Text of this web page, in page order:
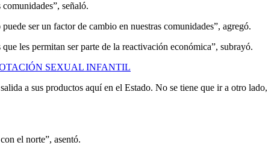
señaló.
ser un factor de cambio en nuestras comunidades”, agregó.
les permitan ser parte de la reactivación económica”, subrayó.
SEXUAL INFANTIL
a sus productos aquí en el Estado. No se tiene que ir a otro lado,
el norte”, asentó.